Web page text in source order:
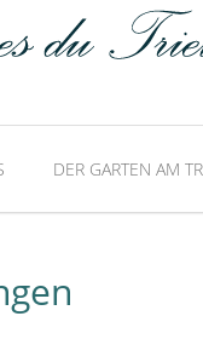
DER GARTEN AM